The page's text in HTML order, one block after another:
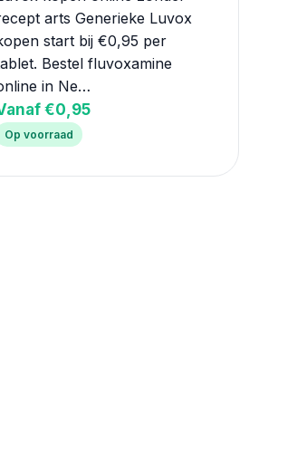
arts Generieke Luvox
start bij €0,95 per
Bestel fluvoxamine
in Ne…
€0,95
Op voorraad